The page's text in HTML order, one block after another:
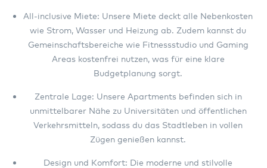
All-inclusive Miete: Unsere Miete deckt alle Nebenkosten
wie Strom, Wasser und Heizung ab. Zudem kannst du
Gemeinschaftsbereiche wie Fitnessstudio und Gaming
Areas kostenfrei nutzen, was für eine klare
Budgetplanung sorgt.
Zentrale Lage: Unsere Apartments befinden sich in
unmittelbarer Nähe zu Universitäten und öffentlichen
Verkehrsmitteln, sodass du das Stadtleben in vollen
Zügen genießen kannst.
Design und Komfort: Die moderne und stilvolle